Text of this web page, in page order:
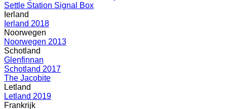
Settle Station Signal Box
Ierland
Ierland 2018
Noorwegen
Noorwegen 2013
Schotland
Glenfinnan
Schotland 2017
The Jacobite
Letland
Letland 2019
Frankrijk